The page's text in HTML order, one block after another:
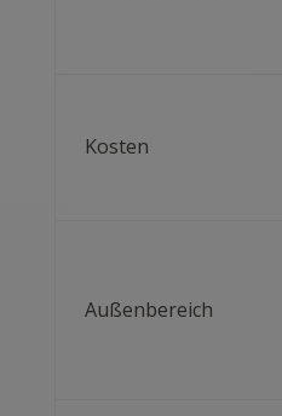
Kosten
Außenbereich